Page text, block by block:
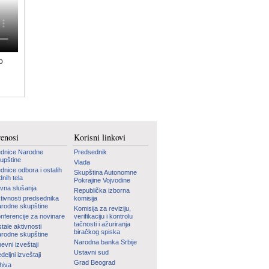
Narodne
odbora i ostalih
tela
slušanja
predsednika
skupštine
za novinare
aktivnosti
skupštine
izveštaji
izveštaji
Korisni linkovi
Predsednik
Vlada
Skupština Autonomne
Pokrajine Vojvodine
Republička izborna
komisija
Komisija za reviziju,
verifikaciju i kontrolu
tačnosti i ažuriranja
biračkog spiska
Narodna banka Srbije
Ustavni sud
Grad Beograd